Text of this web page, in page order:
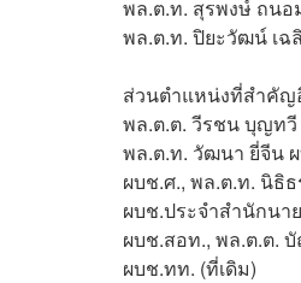
พล.ต.ท. สุรพงษ์ ถนอ
พล.ต.ท. ปิยะวัฒน์ เฉ
ส่วนตำแหน่งที่สำคัญ
พล.ต.ต. วีรชน บุญทวี
พล.ต.ท. วัฒนา ยี่จีน
ผบช.ศ., พล.ต.ท. นิธิ
ผบช.ประจำสำนักนา
ผบช.สอท., พล.ต.ต.
ผบช.ทท. (ที่เดิม)